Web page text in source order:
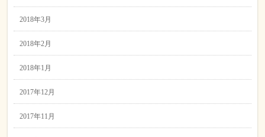
2018年3月
2018年2月
2018年1月
2017年12月
2017年11月